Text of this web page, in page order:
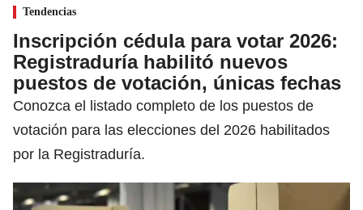
Tendencias
Inscripción cédula para votar 2026:
Registraduría habilitó nuevos
puestos de votación, únicas fechas
Conozca el listado completo de los puestos de
votación para las elecciones del 2026 habilitados
por la Registraduría.